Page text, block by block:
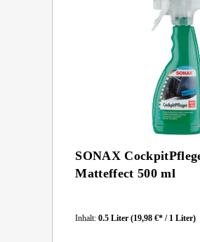
SONAX
Matteffect 500 ml
Inhalt:0.5 Liter(19,98 €* / 1 Liter)